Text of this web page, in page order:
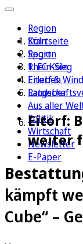
Region
Köln
Sport
1. FC Köln
Erleben
Ratgeber
Aus aller
Politik
Wirtschaft
Newsletter
E-Paper
Startseite
Region
Rhein-Sieg
Eitorf &
Eitorf:
weiter
kämpft
Cube“ –